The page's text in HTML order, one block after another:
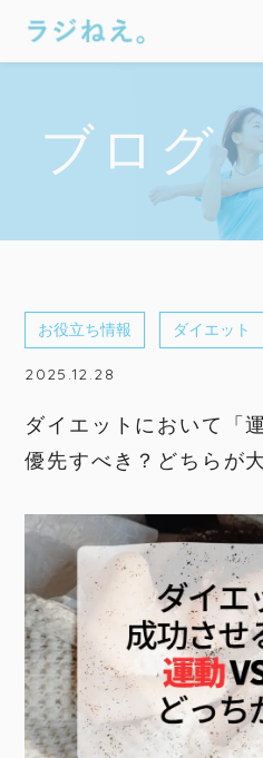
ブログ
お役立ち情報 ダイエット
2025.12.28
ダイエットにおいて「
優先すべき？どちらが